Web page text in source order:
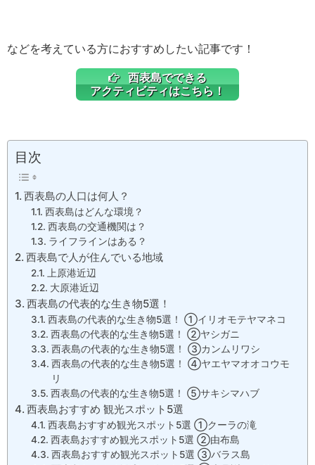
などを考えている方におすすめしたい記事です！
西表島でできる
アクティビティはこちら！
目次
西表島の人口は何人？
西表島はどんな環境？
西表島の交通機関は？
ライフラインはある？
西表島で人が住んでいる地域
上原港近辺
大原港近辺
西表島の代表的な生き物5選！
西表島の代表的な生き物5選！ ①イリオモテヤマネコ
西表島の代表的な生き物5選！ ②ヤシガニ
西表島の代表的な生き物5選！ ③カンムリワシ
西表島の代表的な生き物5選！ ④ヤエヤマオオコウモ
リ
西表島の代表的な生き物5選！ ⑤サキシマハブ
西表島おすすめ 観光スポット5選
西表島おすすめ観光スポット5選 ①クーラの滝
西表島おすすめ観光スポット5選 ②由布島
西表島おすすめ観光スポット5選 ③バラス島